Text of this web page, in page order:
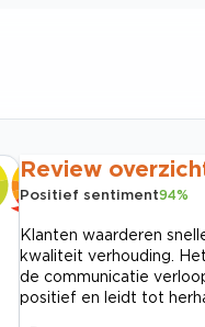
Review
Positief sentiment94%
Klanten waarderen
kwaliteit verhouding.
de communicatie
positief en leidt tot